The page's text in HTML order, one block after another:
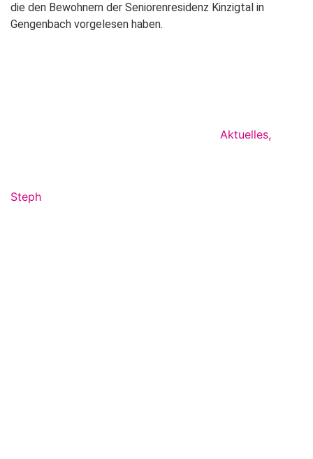
die den Bewohnern der Seniorenresidenz Kinzigtal in
Gengenbach vorgelesen haben.
Aktuelles,
Steph